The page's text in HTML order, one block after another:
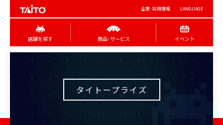
企業･採用情報 LANGUAGE
店舗を探す 商品･サービス イベント
タイトープライズ